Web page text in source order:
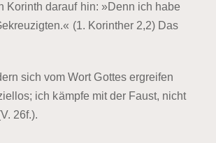
Korinth darauf hin: »Denn ich habe
(1. Korinther 2,2) Das
sich vom Wort Gottes ergreifen
ich kämpfe mit der Faust, nicht
26f.).